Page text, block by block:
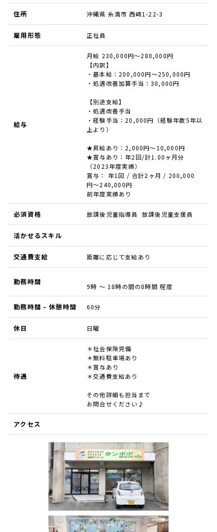
住所 沖縄県 糸満市 西崎1-22-3
雇用形態 正社員
給与
月給 230,000円～280,000円
【内訳】
・基本給：200,000円～250,000円
・処遇改善加算手当：30,000円
【別途支給】
・処遇改善手当
・経験手当：20,000円（経験年数5年以
上より）
★昇給あり：2,000円～10,000円
★賞与あり：年2回/計1.00ヶ月分
（2023年度実績）
賞与： 年1回 / 合計2ヶ月 / 200,000
円〜240,000円
前年度実績あり
必須資格 放課後児童指導員 放課後児童支援員
活かせるスキル
交通費支給 距離に応じて支給あり
勤務時間
9時 ～ 18時の間の8時間 程度
勤務時間 - 休憩時間 60分
休日 日曜
待遇
＊社会保険完備
＊無料駐車場あり
＊賞与あり
＊交通費支給あり
その他詳細も担当まで
お問合せください♪
アクセス